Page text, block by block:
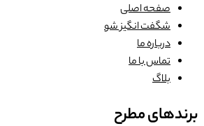
صفحه اصلی
شگفت انگیز شو
درباره ما
تماس با ما
بلاگ
برندهای مطرح